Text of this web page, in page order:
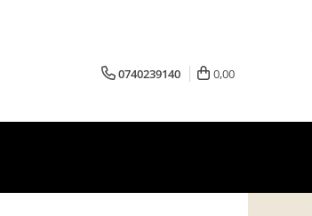
0740239140 0,00